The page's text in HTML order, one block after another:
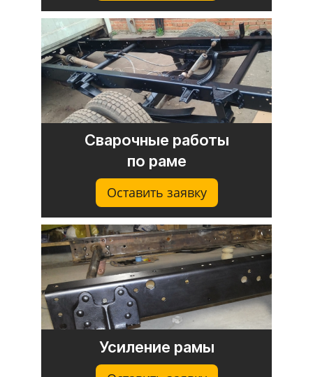
Сварочные работы
по раме
Оставить заявку
Усиление рамы